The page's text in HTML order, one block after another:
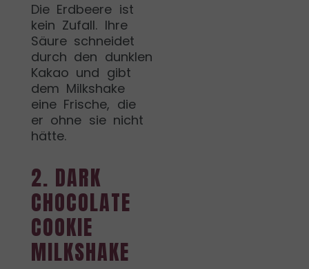
Die Erdbeere ist
kein Zufall. Ihre
Säure schneidet
durch den dunklen
Kakao und gibt
dem Milkshake
eine Frische, die
er ohne sie nicht
hätte.
2. DARK
CHOCOLATE
COOKIE
MILKSHAKE